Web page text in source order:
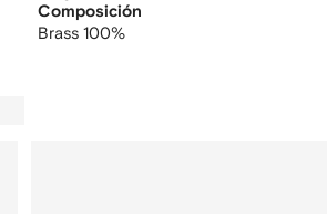
Composición
Brass 100%